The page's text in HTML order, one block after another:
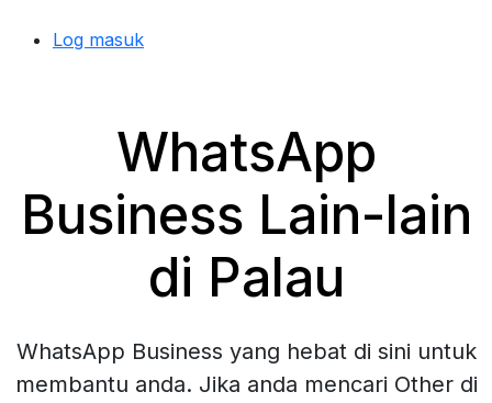
Log masuk
WhatsApp
Business Lain-lain
di Palau
WhatsApp Business yang hebat di sini untuk
membantu anda. Jika anda mencari Other di